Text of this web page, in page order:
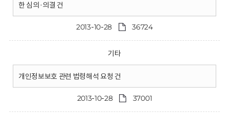
한 심의·의결 건
2013-10-28 36724
기타
개인정보보호 관련 법령해석 요청 건
2013-10-28 37001